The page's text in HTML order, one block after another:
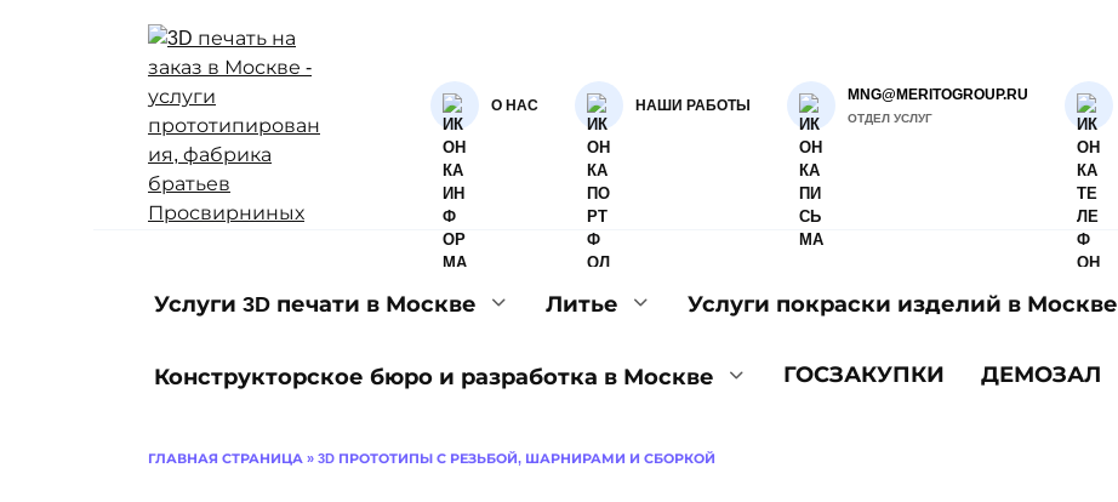
О НАС НАШИ РАБОТЫ
MNG@MERITOGROUP.RU
ОТДЕЛ УСЛУГ
Услуги 3D печати в Москве Литье Услуги покраски изделий в Москве
Конструкторское бюро и разработка в Москве ГОСЗАКУПКИ ДЕМОЗАЛ
ГЛАВНАЯ СТРАНИЦА » 3D ПРОТОТИПЫ С РЕЗЬБОЙ, ШАРНИРАМИ И СБОРКОЙ